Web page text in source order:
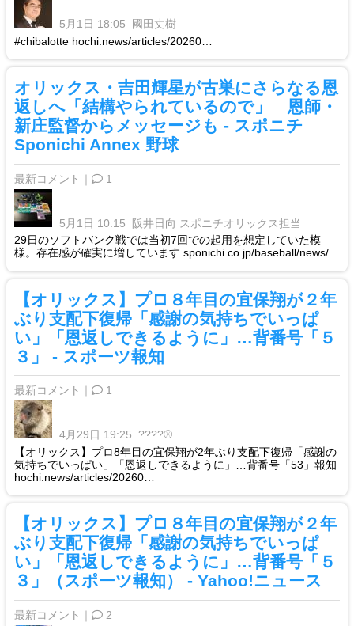
5月1日 18:05
國田丈樹
#chibalotte hochi.news/articles/20260…
オリックス・吉田輝星が古巣にさらなる恩
返しへ「結構やられているので」 恩師・
新庄監督からメッセージも - スポニチ
Sponichi Annex 野球
最新コメント｜ 1
5月1日 10:15
阪井日向 スポニチオリックス担当
29日のソフトバンク戦では当初7回での起用を想定していた模
様。存在感が確実に増しています sponichi.co.jp/baseball/news/…
【オリックス】プロ８年目の宜保翔が２年
ぶり支配下復帰「感謝の気持ちでいっぱ
い」「恩返しできるように」…背番号「５
３」 - スポーツ報知
最新コメント｜ 1
4月29日 19:25 ????⚾️
【オリックス】プロ8年目の宜保翔が2年ぶり支配下復帰「感謝の
気持ちでいっぱい」「恩返しできるように」…背番号「53」報知
hochi.news/articles/20260…
【オリックス】プロ８年目の宜保翔が２年
ぶり支配下復帰「感謝の気持ちでいっぱ
い」「恩返しできるように」…背番号「５
３」（スポーツ報知） - Yahoo!ニュース
最新コメント｜ 2